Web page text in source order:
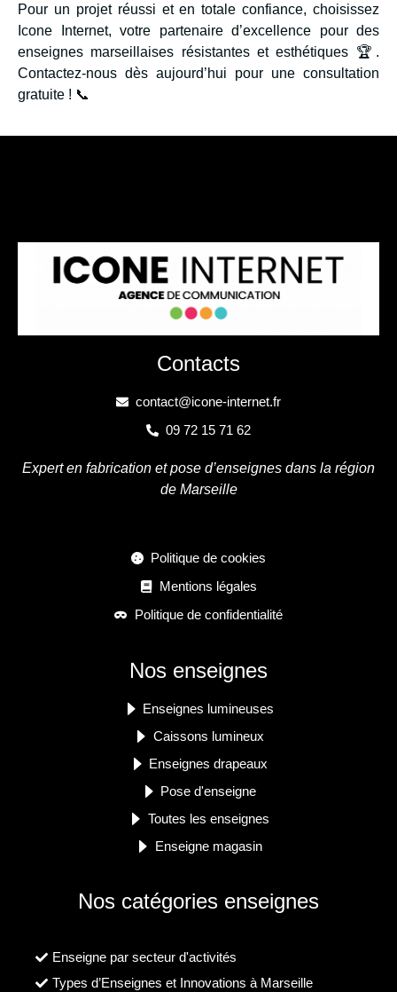
Pour un projet réussi et en totale confiance, choisissez
Icone Internet, votre partenaire d’excellence pour des
enseignes marseillaises résistantes et esthétiques 🏆.
Contactez-nous dès aujourd’hui pour une consultation
gratuite ! 📞
Contacts
contact@icone-internet.fr
09 72 15 71 62
Expert en fabrication et pose d’enseignes dans la région
de Marseille
Politique de cookies
Mentions légales
Politique de confidentialité
Nos enseignes
Enseignes lumineuses
Caissons lumineux
Enseignes drapeaux
Pose d'enseigne
Toutes les enseignes
Enseigne magasin
Nos catégories enseignes
Enseigne par secteur d'activités
Types d’Enseignes et Innovations à Marseille